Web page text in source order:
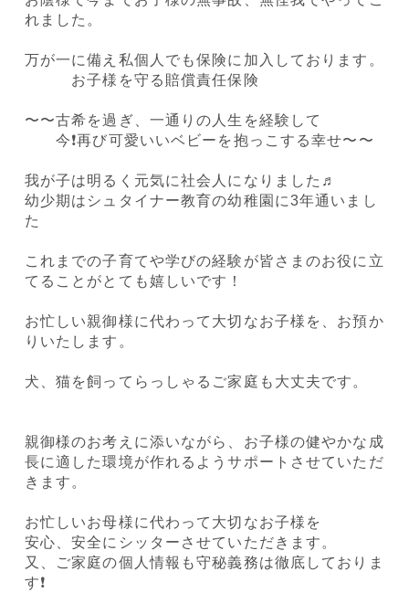
れました。
万が一に備え私個人でも保険に加入しております。
お子様を守る賠償責任保険
〜〜古希を過ぎ、一通りの人生を経験して
今❗️再び可愛いいベビーを抱っこする幸せ〜〜
我が子は明るく元気に社会人になりました♬
幼少期はシュタイナー教育の幼稚園に3年通いまし
た
これまでの子育てや学びの経験が皆さまのお役に立
てることがとても嬉しいです！
お忙しい親御様に代わって大切なお子様を、お預か
りいたします。
犬、猫を飼ってらっしゃるご家庭も大丈夫です。
親御様のお考えに添いながら、お子様の健やかな成
長に適した環境が作れるようサポートさせていただ
きます。
お忙しいお母様に代わって大切なお子様を
安心、安全にシッターさせていただきます。
又、ご家庭の個人情報も守秘義務は徹底しておりま
す❗️